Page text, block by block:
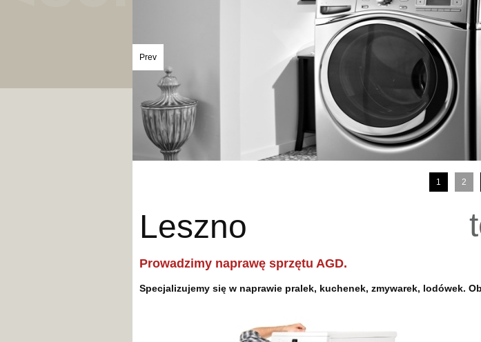
Prev
1 2
Leszno
Prowadzimy naprawę sprzętu AGD.
Specjalizujemy się w naprawie pralek, kuchenek, zmywarek, lodówek.